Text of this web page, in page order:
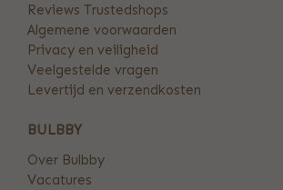
Reviews Trustedshops
Algemene voorwaarden
Privacy en veiligheid
Veelgestelde vragen
Levertijd en verzendkosten
BULBBY
Over Bulbby
Vacatures